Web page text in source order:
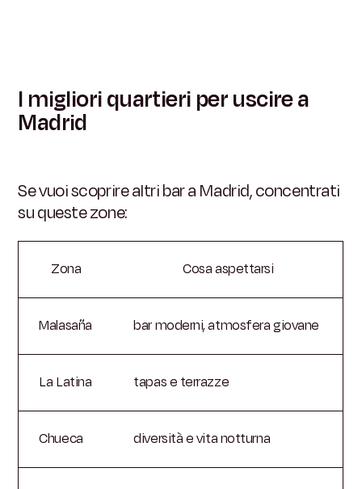
I migliori quartieri per uscire a
Madrid
Se vuoi scoprire altri bar a Madrid, concentrati
su queste zone:
Zona Cosa aspettarsi
Malasaña bar moderni, atmosfera giovane
La Latina tapas e terrazze
Chueca diversità e vita notturna